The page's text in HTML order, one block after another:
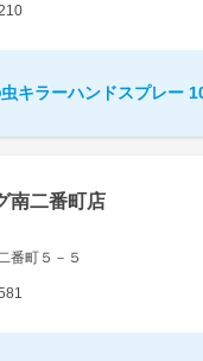
キラーハンドスプレー
南二番町店
番町５－５